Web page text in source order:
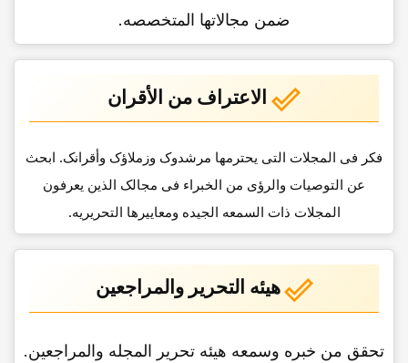
ضمن مجالاتها المتخصصه.
الاعتراف من الأقران
فکر فی المجلات التی یحترمها مرشدوک وزملاؤک وأقرانک. ابحث
عن التوصیات والرؤى من الخبراء فی مجالک الذین یعرفون
المجلات ذات السمعه الجیده ومعاییرها التحریریه.
هیئه التحریر والمراجعین
تحقق من خبره وسمعه هیئه تحریر المجله والمراجعین.